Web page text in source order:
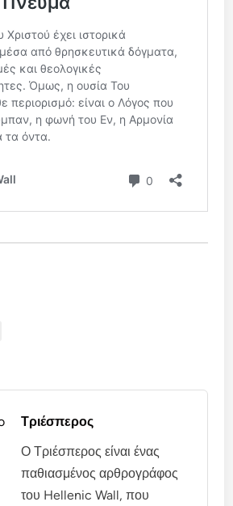
Τριέσπερος
Ο Τριέσπερος είναι ένας
παθιασμένος αρθρογράφος
του Hellenic Wall, που